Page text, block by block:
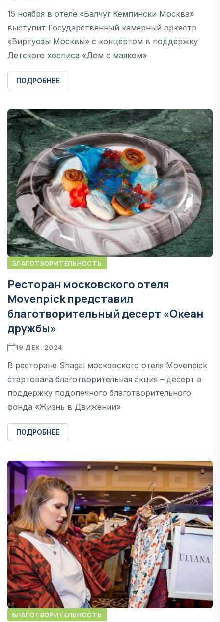
15 ноября в отеле «Балчуг Кемпински Москва»
выступит Государственный камерный оркестр
«Виртуозы Москвы» с концертом в поддержку
Детского хосписа «Дом с маяком»
ПОДРОБНЕЕ
БЛАГОТВОРИТЕЛЬНОСТЬ
Ресторан московского отеля
Movenpick представил
благотворительный десерт «Океан
дружбы»
19 ДЕК. 2024
В ресторане Shagal московского отеля Movenpick
стартовала благотворительная акция – десерт в
поддержку подопечного благотворительного
фонда «Жизнь в Движении»
ПОДРОБНЕЕ
БЛАГОТВОРИТЕЛЬНОСТЬ